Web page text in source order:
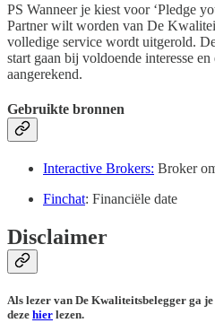
PS Wanneer je kiest voor ‘Pledge
Partner wilt worden van De
volledige service wordt uitgerold.
start gaan bij voldoende interesse
aangerekend.
Gebruikte bronnen
Interactive Brokers: Broker
Finchat: Financiële date
Disclaimer
Als lezer van De Kwaliteitsbelegger ga
deze hier lezen.